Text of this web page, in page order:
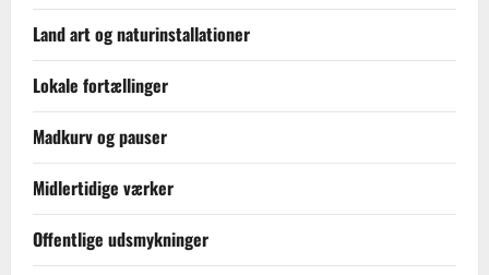
Land art og naturinstallationer
Lokale fortællinger
Madkurv og pauser
Midlertidige værker
Offentlige udsmykninger